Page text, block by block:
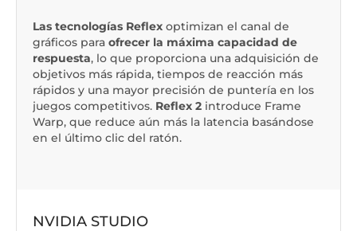
Las tecnologías Reflex optimizan el canal de
gráficos para ofrecer la máxima capacidad de
respuesta, lo que proporciona una adquisición de
objetivos más rápida, tiempos de reacción más
rápidos y una mayor precisión de puntería en los
juegos competitivos. Reflex 2 introduce Frame
Warp, que reduce aún más la latencia basándose
en el último clic del ratón.
NVIDIA STUDIO